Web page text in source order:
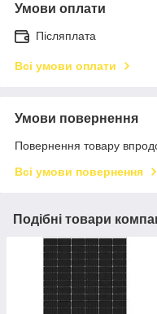
Умови оплати
Післяплата
Всі умови оплати
Умови повернення
Повернення товару
Всі умови повернення
Подібні товари